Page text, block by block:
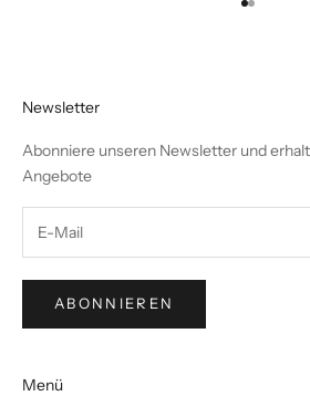
Gehe zu
Gehe zu
Newsletter
Abonniere unseren Newsletter und
Angebote
ABONNIEREN
Menü